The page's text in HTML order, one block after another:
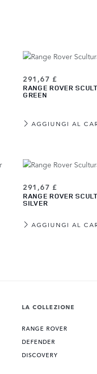
291,67 £
RANGE ROVER
GREEN
AGGIUNGI AL
291,67 £
RANGE ROVER
SILVER
AGGIUNGI AL
LA COLLEZIONE
RANGE ROVER
DEFENDER
DISCOVERY